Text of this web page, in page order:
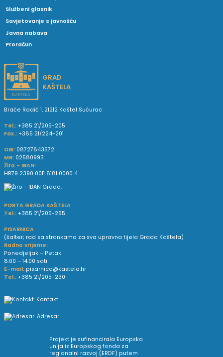
Službeni glasnik
Savjetovanje s javnošću
Javna nabava
Proračun
GRAD
KAŠTELA
Braće Radić 1, 21212 Kaštel Sućurac
Tel.: +385 21/205-205
Fax.: +385 21/224-201
OIB: 08727843572
MB: 02580993
Žiro - IBAN:
HR79 2390 0011 8181 0000 4
PORTA GRADA KAŠTELA
Tel.: +385 21/205-265
PISARNICA
(šalter; rad sa strankama za sva upravna tijela Grada Kaštela)
Radno vrijeme:
Ponedjeljak – Petak
8.00 – 14.00 sati
E-mail: pisarnica@kastela.hr
Tel.: +385 21/205-230
Kontakt
Adresar
Projekt je sufinancirala Europska
unija iz Europskog fonda za
regionalni razvoj (ERDF) putem